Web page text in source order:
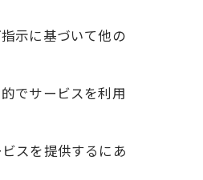
示に基づいて他の
でサービスを利用
スを提供するにあ